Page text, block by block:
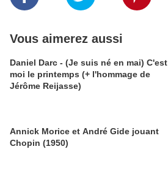
Vous aimerez aussi
Daniel Darc - (Je suis né en mai) C'est
moi le printemps (+ l'hommage de
Jérôme Reijasse)
Annick Morice et André Gide jouant
Chopin (1950)